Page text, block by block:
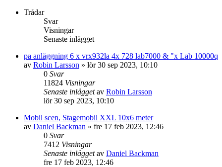
Trådar
Svar
Visningar
Senaste inlägget
pa anläggning 6 x vrx932la 4x 728 lab7000 & "x Lab 10000q
av Robin Larsson » lör 30 sep 2023, 10:10
0 Svar
11824 Visningar
Senaste inläggetav Robin Larsson
lör 30 sep 2023, 10:10
Mobil scen, Stagemobil XXL 10x6 meter
av Daniel Backman » fre 17 feb 2023, 12:46
0 Svar
7412 Visningar
Senaste inläggetav Daniel Backman
fre 17 feb 2023, 12:46